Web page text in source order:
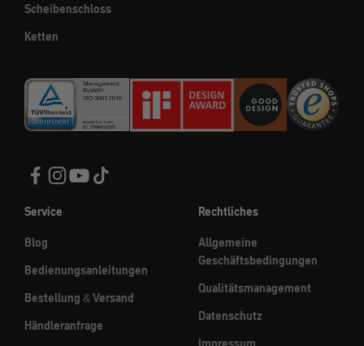
Scheibenschloss
Ketten
Service
Blog
Bedienungsanleitungen
Bestellung & Versand
Händleranfrage
Rechtliches
Allgemeine
Geschäftsbedingungen
Qualitätsmanagement
Datenschutz